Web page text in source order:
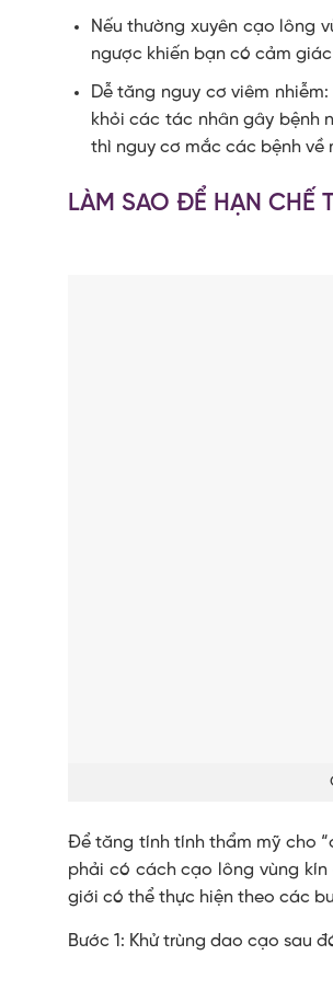
Nếu thường xuyên cạo lông
ngược khiến bạn có cảm
Dễ tăng nguy cơ viêm
khỏi các tác nhân gây bệnh
thì nguy cơ mắc các bệnh về
LÀM SAO ĐỂ HẠN CHẾ
Để tăng tính tính thẩm mỹ cho
phải có cách cạo lông vùng
giới có thể thực hiện theo các
Bước 1: Khử trùng dao cạo sau